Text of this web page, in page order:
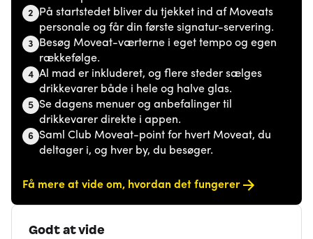
2
På startstedet bliver du tjekket ind af Moveats
personale og får din første signatur-servering.
3
Besøg Moveat-værterne i eget tempo og egen
rækkefølge.
4 Al mad er inkluderet, og flere steder sælges
drikkevarer både i hele og halve glas.
5 Se dagens menuer og anbefalinger til
drikkevarer direkte i appen.
6 Saml Club Moveat-point for hvert Moveat, du
deltager i, og hver by, du besøger.
Få mere at vide om, hvordan det fungerer
Godt at vide